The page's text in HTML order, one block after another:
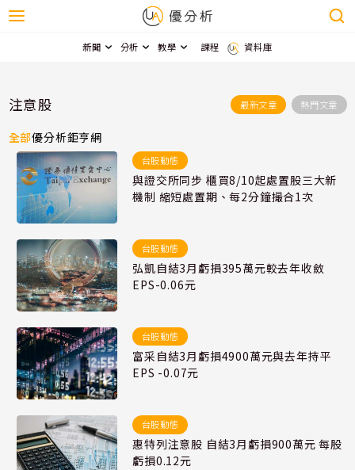
新聞 分析 教學 課程 資料庫
注意股 最新文章 熱門文章
全部優分析鉅亨網
台股動態
與證交所同步 櫃買8/10起處置股三大新
機制 縮短處置期、每2分鐘撮合1次
台股動態
弘凱自結3月虧損395萬元較去年收斂
EPS-0.06元
台股動態
富采自結3月虧損4900萬元與去年持平
EPS -0.07元
台股動態
惠特列注意股 自結3月虧損900萬元 每股
虧損0.12元